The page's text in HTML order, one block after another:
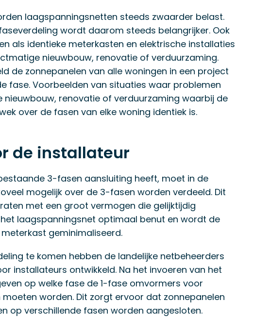
laagspanningsnetten steeds zwaarder belast.
wordt daarom steeds belangrijker. Ook
als identieke meterkasten en elektrische installaties
nieuwbouw, renovatie of verduurzaming.
de zonnepanelen van alle woningen in een project
fase. Voorbeelden van situaties waar problemen
renovatie of verduurzaming waarbij de
over de fasen van elke woning identiek is.
de installateur
3-fasen aansluiting heeft, moet in de
mogelijk over de 3-fasen worden verdeeld. Dit
met een groot vermogen die gelijktijdig
laagspanningsnet optimaal benut en wordt de
geminimaliseerd.
te komen hebben de landelijke netbeheerders
installateurs ontwikkeld. Na het invoeren van het
op welke fase de 1-fase omvormers voor
worden. Dit zorgt ervoor dat zonnepanelen
op verschillende fasen worden aangesloten.